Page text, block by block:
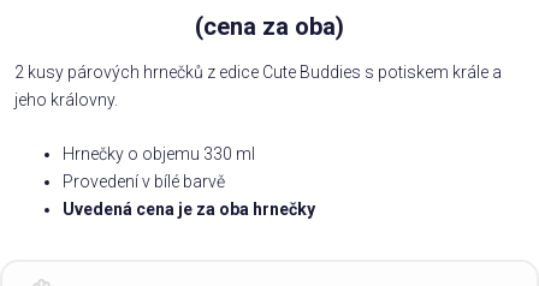
(cena za oba)
2 kusy párových hrnečků z edice Cute Buddies s potiskem krále a
jeho královny.
Hrnečky o objemu 330 ml
Provedení v bílé barvě
Uvedená cena je za oba hrnečky